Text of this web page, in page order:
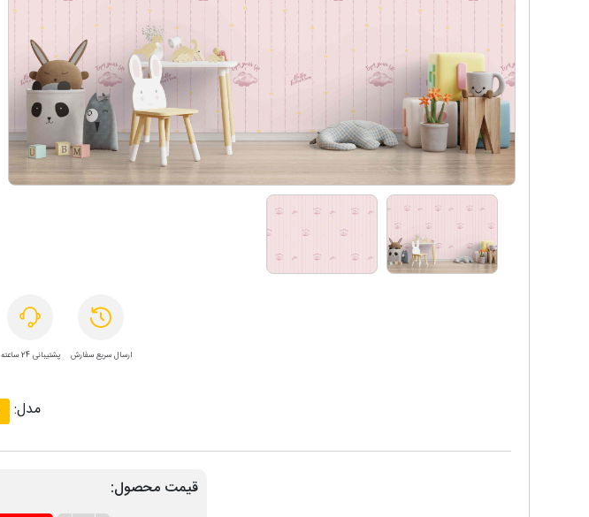
ارسال سریع سفارش پشتیبانی 24 ساعته
مدل:
قیمت محصول: